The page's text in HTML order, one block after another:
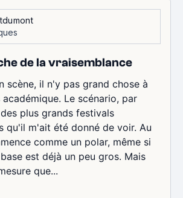
de la vraisemblance
scène, il n'y pas grand chose à
Le scénario, par
plus grands festivals
qu'il m'ait été donné de voir. Au
comme un polar, même si
est déjà un peu gros. Mais
que...